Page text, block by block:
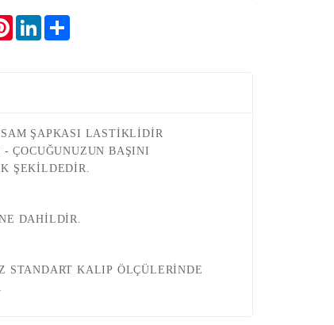
PinterestLinkedIn
ŞAPKASI LASTİKLİDİR
ÇOCUĞUNUZUN BAŞINI
ŞEKİLDEDİR.
DAHİLDİR.
STANDART KALIP ÖLÇÜLERİNDE